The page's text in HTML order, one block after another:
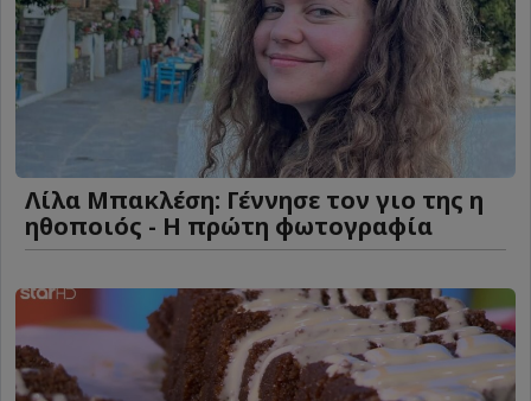
Λίλα Μπακλέση: Γέννησε τον γιο της η
ηθοποιός - Η πρώτη φωτογραφία